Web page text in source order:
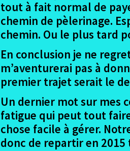
tout à fait normal de
chemin de pèlerinage.
chemin. Ou le plus tard
En conclusion je ne
m’aventurerai pas à
premier trajet serait le
Un dernier mot sur mes
fatigue qui peut tout
chose facile à gérer.
donc de repartir en